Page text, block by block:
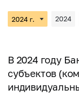
2024
В 2024 году
субъектов